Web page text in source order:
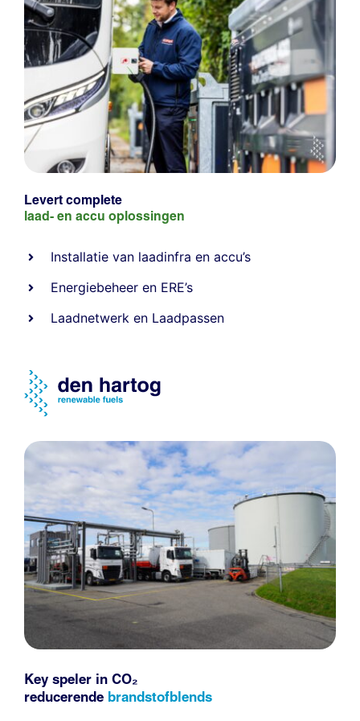
Levert complete
laad- en accu oplossingen
Installatie van laadinfra en accu’s
Energiebeheer en ERE’s
Laadnetwerk en Laadpassen
Key speler in CO₂
reducerende brandstofblends